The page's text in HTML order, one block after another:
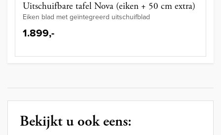
Uitschuifbare tafel Nova (eiken + 50 cm extra)
Eiken blad met geïntegreerd uitschuifblad
1.899,-
Bekijkt u ook eens: